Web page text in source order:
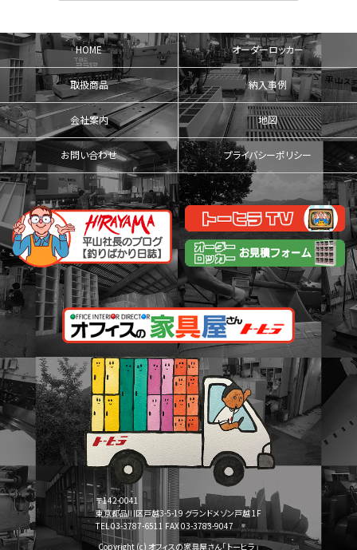
HOME オーダーロッカー
取扱商品 納入事例
会社案内 地図
お問い合わせ プライバシーポリシー
〒142-0041
東京都品川区戸越3-5-19 グランドメゾン戸越 1F
TEL 03-3787-6511 FAX 03-3783-9047
Copyright (c) オフィスの家具屋さん「トーヒラ」